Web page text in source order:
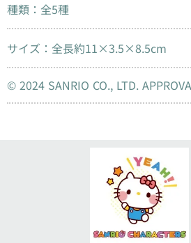
種類：全5種
サイズ：全長約11×3.5×8.5cm
© 2024 SANRIO CO., LTD.